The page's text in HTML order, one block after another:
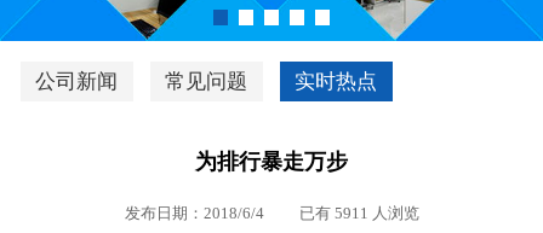
联系我们
深优通系统V3.0
深一集团优势
外地客户专栏
公司新闻 常见问题 实时热点
为排行暴走万步
发布日期：2018/6/4 已有 5911 人浏览